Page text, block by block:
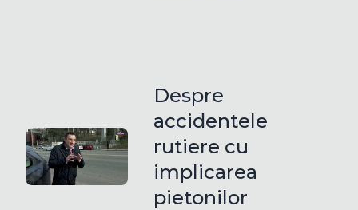
Despre
accidentele
rutiere cu
implicarea
pietonilor